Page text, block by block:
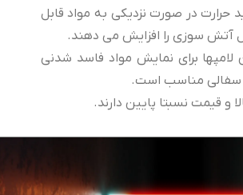
حرارت در صورت نزدیكی به مواد قابل
آتش سوزی را افزایش می دهند.
لامپها برای نمایش مواد فاسد شدنی
سفالی مناسب است.
و قیمت نسبتا پایین دارند.